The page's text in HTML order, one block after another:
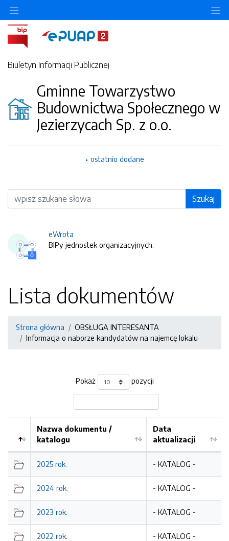
Biuletyn Informacji Publicznej
Gminne Towarzystwo
Budownictwa Społecznego w
Jezierzycach Sp. z o.o.
ostatnio dodane
Wyszukiwarka Szukaj
eWrota
BIPy jednostek organizacyjnych.
Lista dokumentów
Strona główna
OBSŁUGA INTERESANTA
Informacja o naborze kandydatów na najemcę lokalu
Pokaż pozycji
Nazwa dokumentu /
katalogu
Data
aktualizacji
2025 rok. - KATALOG -
2024 rok. - KATALOG -
2023 rok. - KATALOG -
2022 rok. - KATALOG -